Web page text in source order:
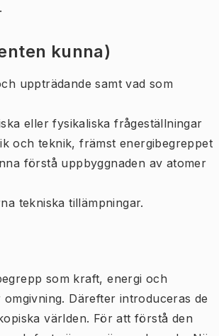
kunna)
uppträdande samt vad som
eller fysikaliska frågeställningar
och teknik, främst energibegreppet
förstå uppbyggnaden av atomer
tekniska tillämpningar.
som kraft, energi och
Därefter introduceras de
världen. För att förstå den